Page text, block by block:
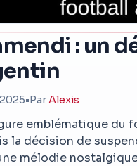
: un
•ParAlexis
emblématique du
la décision de
mélodie